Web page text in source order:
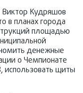
Кудряшов
в планах города
площадью
денежные
о Чемпионате
использовать щиты